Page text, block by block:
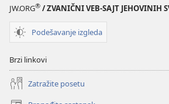
JW.ORG® / ZVANIČNI VEB-SAJT JEHOVINIH
Podešavanje izgleda
Brzi linkovi
Zatražite posetu